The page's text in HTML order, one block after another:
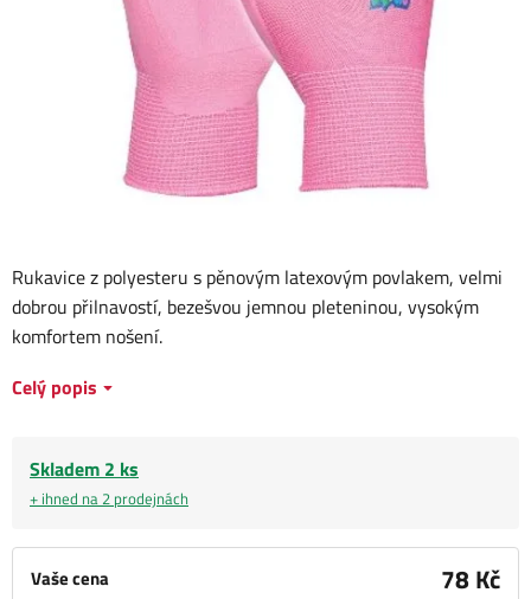
Vaše cena 78 Kč
Rukavice z polyesteru s pěnovým latexovým povlakem, velmi
dobrou přilnavostí, bezešvou jemnou pleteninou, vysokým
komfortem nošení.
Celý popis
Skladem 2 ks
+ ihned na 2 prodejnách